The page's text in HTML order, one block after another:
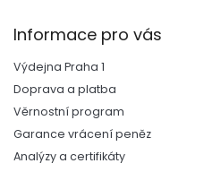
Informace pro vás
Výdejna Praha 1
Doprava a platba
Věrnostní program
Garance vrácení peněz
Analýzy a certifikáty